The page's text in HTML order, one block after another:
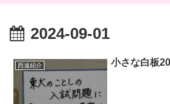
2024-09-01
西遠紹介 小さな白板